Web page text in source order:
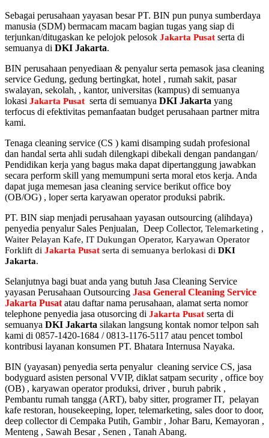
Sebagai perusahaan yayasan besar PT. BIN pun punya sumberdaya
manusia (SDM) bermacam macam bagian tugas yang siap di
terjunkan/ditugaskan ke pelojok pelosok Jakarta Pusat serta di
semuanya di DKI Jakarta.
BIN perusahaan penyediaan & penyalur serta pemasok jasa cleaning
service Gedung, gedung bertingkat, hotel , rumah sakit, pasar
swalayan, sekolah, , kantor, universitas (kampus) di semuanya
lokasi Jakarta Pusat serta di semuanya DKI Jakarta yang
terfocus di efektivitas pemanfaatan budget perusahaan partner mitra
kami.
Tenaga cleaning service (CS ) kami disamping sudah profesional
dan handal serta ahli sudah dilengkapi dibekali dengan pandangan/
Pendidikan kerja yang bagus maka dapat dipertanggung jawabkan
secara perform skill yang memumpuni serta moral etos kerja. Anda
dapat juga memesan jasa cleaning service berikut office boy
(OB/OG) , loper serta karyawan operator produksi pabrik.
PT. BIN siap menjadi perusahaan yayasan outsourcing (alihdaya)
penyedia penyalur Sales Penjualan, Deep Collector, Telemarketing ,
Waiter Pelayan Kafe, IT Dukungan Operator, Karyawan Operator
Forklift di Jakarta Pusat serta di semuanya berlokasi di DKI
Jakarta.
Selanjutnya bagi buat anda yang butuh Jasa Cleaning Service
yayasan Perusahaan Outsourcing Jasa General Cleaning Service
Jakarta Pusat atau daftar nama perusahaan, alamat serta nomor
telephone penyedia jasa otusorcing di Jakarta Pusat serta di
semuanya DKI Jakarta silakan langsung kontak nomor telpon sah
kami di 0857-1420-1684 / 0813-1176-5117 atau pencet tombol
kontribusi layanan konsumen PT. Bhatara Internusa Nayaka.
BIN (yayasan) penyedia serta penyalur cleaning service CS, jasa
bodyguard asisten personal VVIP, diklat satpam security , office boy
(OB) , karyawan operator produksi, driver , buruh pabrik ,
Pembantu rumah tangga (ART), baby sitter, programer IT, pelayan
kafe restoran, housekeeping, loper, telemarketing, sales door to door,
deep collector di Cempaka Putih, Gambir , Johar Baru, Kemayoran ,
Menteng , Sawah Besar , Senen , Tanah Abang.